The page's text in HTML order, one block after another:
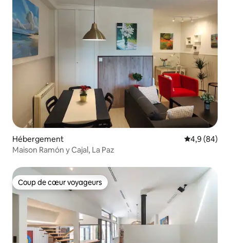
Hébergement Évaluation
4,9 (84)
Maison Ramón y Cajal, La Paz
Coup de cœur voyageurs
Coup de cœur voyageurs